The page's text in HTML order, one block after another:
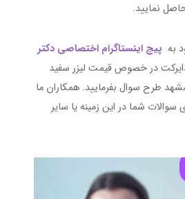
به پیج اینستاگرام اختصاصی دکتر
در خصوص قیمت لیزر سفید
طرح سوال بفرمایید. همکاران ما
شما در این زمینه یا سایر